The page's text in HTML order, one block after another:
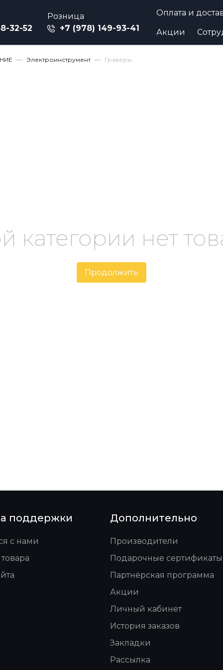
32-52
Розница
+7 (978) 149-93-41
Оплата и
Акции
Электроинструмент Граверы
категории нет
Продолжить
поддержки
с нами
Дополнительно
Производители
Подарочные сертификаты
Партнёрская программа
Акции
Личный кабинет
История заказов
Закладки
Рассылка